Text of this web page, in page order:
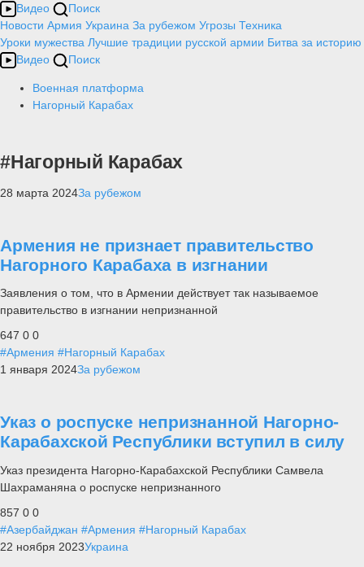
Видео
Поиск
Новости Армия Украина За рубежом Угрозы Техника
Уроки мужества Лучшие традиции русской армии Битва за историю
Видео
Поиск
Военная платформа
Нагорный Карабах
#Нагорный Карабах
28 марта 2024За рубежом
Армения не признает правительство
Нагорного Карабаха в изгнании
Заявления о том, что в Армении действует так называемое
правительство в изгнании непризнанной
647 0 0
#Армения #Нагорный Карабах
1 января 2024За рубежом
Указ о роспуске непризнанной Нагорно-
Карабахской Республики вступил в силу
Указ президента Нагорно-Карабахской Республики Самвела
Шахраманяна о роспуске непризнанного
857 0 0
#Азербайджан #Армения #Нагорный Карабах
22 ноября 2023Украина